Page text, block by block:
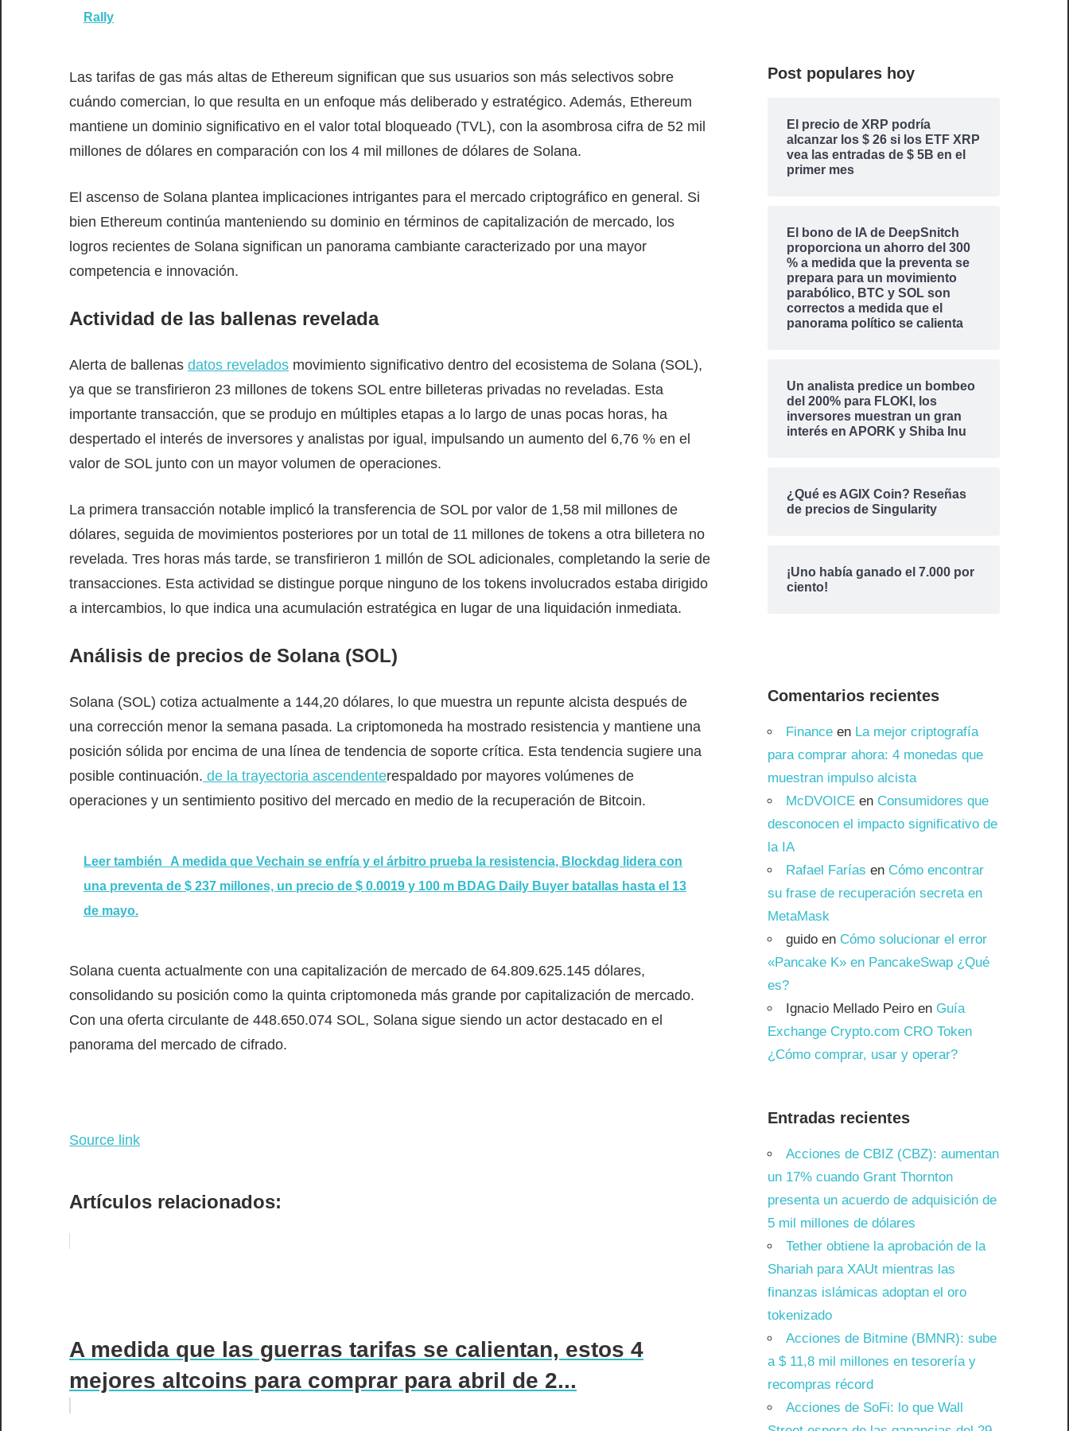
Rally
Las tarifas de gas más altas de Ethereum significan que sus usuarios son más selectivos sobre
cuándo comercian, lo que resulta en un enfoque más deliberado y estratégico. Además, Ethereum
mantiene un dominio significativo en el valor total bloqueado (TVL), con la asombrosa cifra de 52 mil
millones de dólares en comparación con los 4 mil millones de dólares de Solana.
El ascenso de Solana plantea implicaciones intrigantes para el mercado criptográfico en general. Si
bien Ethereum continúa manteniendo su dominio en términos de capitalización de mercado, los
logros recientes de Solana significan un panorama cambiante caracterizado por una mayor
competencia e innovación.
Actividad de las ballenas revelada
Alerta de ballenas datos revelados movimiento significativo dentro del ecosistema de Solana (SOL),
ya que se transfirieron 23 millones de tokens SOL entre billeteras privadas no reveladas. Esta
importante transacción, que se produjo en múltiples etapas a lo largo de unas pocas horas, ha
despertado el interés de inversores y analistas por igual, impulsando un aumento del 6,76 % en el
valor de SOL junto con un mayor volumen de operaciones.
La primera transacción notable implicó la transferencia de SOL por valor de 1,58 mil millones de
dólares, seguida de movimientos posteriores por un total de 11 millones de tokens a otra billetera no
revelada. Tres horas más tarde, se transfirieron 1 millón de SOL adicionales, completando la serie de
transacciones. Esta actividad se distingue porque ninguno de los tokens involucrados estaba dirigido
a intercambios, lo que indica una acumulación estratégica en lugar de una liquidación inmediata.
Análisis de precios de Solana (SOL)
Solana (SOL) cotiza actualmente a 144,20 dólares, lo que muestra un repunte alcista después de
una corrección menor la semana pasada. La criptomoneda ha mostrado resistencia y mantiene una
posición sólida por encima de una línea de tendencia de soporte crítica. Esta tendencia sugiere una
posible continuación. de la trayectoria ascendenterespaldado por mayores volúmenes de
operaciones y un sentimiento positivo del mercado en medio de la recuperación de Bitcoin.
Leer también
A medida que Vechain se enfría y el árbitro prueba la resistencia, Blockdag lidera con
una preventa de $ 237 millones, un precio de $ 0.0019 y 100 m BDAG Daily Buyer batallas hasta el 13
de mayo.
Solana cuenta actualmente con una capitalización de mercado de 64.809.625.145 dólares,
consolidando su posición como la quinta criptomoneda más grande por capitalización de mercado.
Con una oferta circulante de 448.650.074 SOL, Solana sigue siendo un actor destacado en el
panorama del mercado de cifrado.
Source link
Artículos relacionados:
A medida que las guerras tarifas se calientan, estos 4
mejores altcoins para comprar para abril de 2...
Post populares hoy
El precio de XRP podría
alcanzar los $ 26 si los ETF XRP
vea las entradas de $ 5B en el
primer mes
El bono de IA de DeepSnitch
proporciona un ahorro del 300
% a medida que la preventa se
prepara para un movimiento
parabólico, BTC y SOL son
correctos a medida que el
panorama político se calienta
Un analista predice un bombeo
del 200% para FLOKI, los
inversores muestran un gran
interés en APORK y Shiba Inu
¿Qué es AGIX Coin? Reseñas
de precios de Singularity
¡Uno había ganado el 7.000 por
ciento!
Comentarios recientes
Financeen La mejor criptografía
para comprar ahora: 4 monedas que
muestran impulso alcista
McDVOICEen Consumidores que
desconocen el impacto significativo de
la IA
Rafael Farías en Cómo encontrar
su frase de recuperación secreta en
MetaMask
guidoen Cómo solucionar el error
«Pancake K» en PancakeSwap ¿Qué
es?
Ignacio Mellado Peiroen Guía
Exchange Crypto.com CRO Token
¿Cómo comprar, usar y operar?
Entradas recientes
Acciones de CBIZ (CBZ): aumentan
un 17% cuando Grant Thornton
presenta un acuerdo de adquisición de
5 mil millones de dólares
Tether obtiene la aprobación de la
Shariah para XAUt mientras las
finanzas islámicas adoptan el oro
tokenizado
Acciones de Bitmine (BMNR): sube
a $ 11,8 mil millones en tesorería y
recompras récord
Acciones de SoFi: lo que Wall